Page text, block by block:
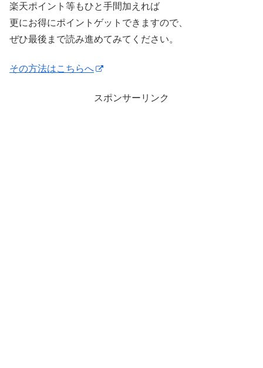
楽天ポイント等もひと手間加えれば
更にお得にポイントゲットできますので、
ぜひ最後まで読み進めてみてください。
その方法はこちらへ
スポンサーリンク